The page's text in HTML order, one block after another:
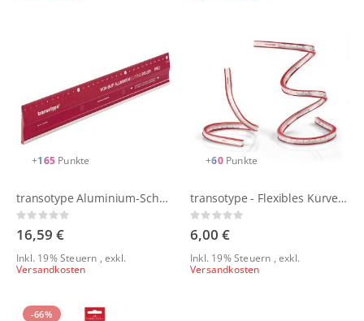
+165 Punkte
transotype Aluminium-Schneidelineal PRO
Rating:
0%
16,59 €
Inkl. 19% Steuern ,exkl.
Versandkosten
+60 Punkte
transotype - Flexibles Kurvenlineal
Rating:
0%
6,00 €
Inkl. 19% Steuern ,exkl.
Versandkosten
-66%